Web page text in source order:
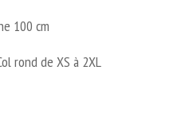
100 cm
rond de XS à 2XL